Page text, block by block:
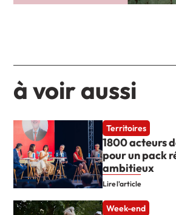
à voir aussi
Territoires
1800 acteurs
pour un pack
ambitieux
Lire l'article
Week-end